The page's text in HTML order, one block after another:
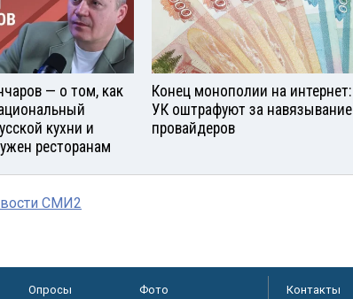
— о том, как
кухни и
ресторанам
Конец монополии на интернет:
УК оштрафуют за навязывание
провайдеров
СМИ2
Опросы Фото Контакты